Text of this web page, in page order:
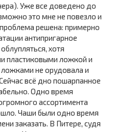
Уже все доведено до
это мне не повезло и
решена: примерно
антипригарное
хотя
пластиковыми ложкой и
не орудовала и
всё дно пошарпанное
Одно время
ассортимента
Чаши были одно время
заказать. В Питере, судя